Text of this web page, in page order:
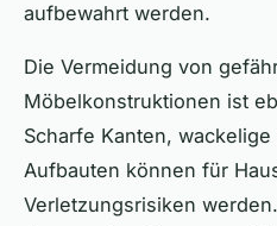
aufbewahrt werden.
Die Vermeidung von
Möbelkonstruktionen ist
Scharfe Kanten,
Aufbauten können für
Verletzungsrisiken